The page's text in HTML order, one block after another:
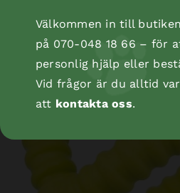
Välkommen in till
på 070-048 18 66 – för
personlig hjälp eller
Vid frågor är du alltid
att kontakta oss.